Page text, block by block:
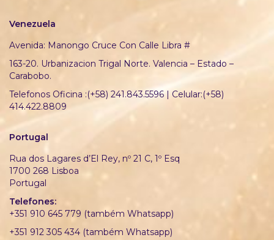
Venezuela
Avenida: Manongo Cruce Con Calle Libra #
163-20. Urbanizacion Trigal Norte. Valencia – Estado –
Carabobo.
Telefonos Oficina :(+58) 241.843.5596 | Celular:(+58)
414.422.8809
Portugal
Rua dos Lagares d’El Rey, nº 21 C, 1º Esq
1700 268 Lisboa
Portugal
Telefones:
+351 910 645 779 (também Whatsapp)
+351 912 305 434 (também Whatsapp)